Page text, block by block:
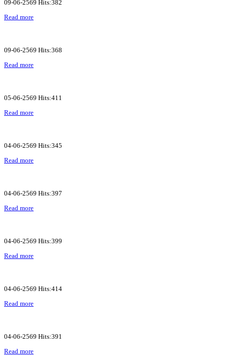
09-06-2569 Hits:382
Read more
09-06-2569 Hits:368
Read more
05-06-2569 Hits:411
Read more
04-06-2569 Hits:345
Read more
04-06-2569 Hits:397
Read more
04-06-2569 Hits:399
Read more
04-06-2569 Hits:414
Read more
04-06-2569 Hits:391
Read more